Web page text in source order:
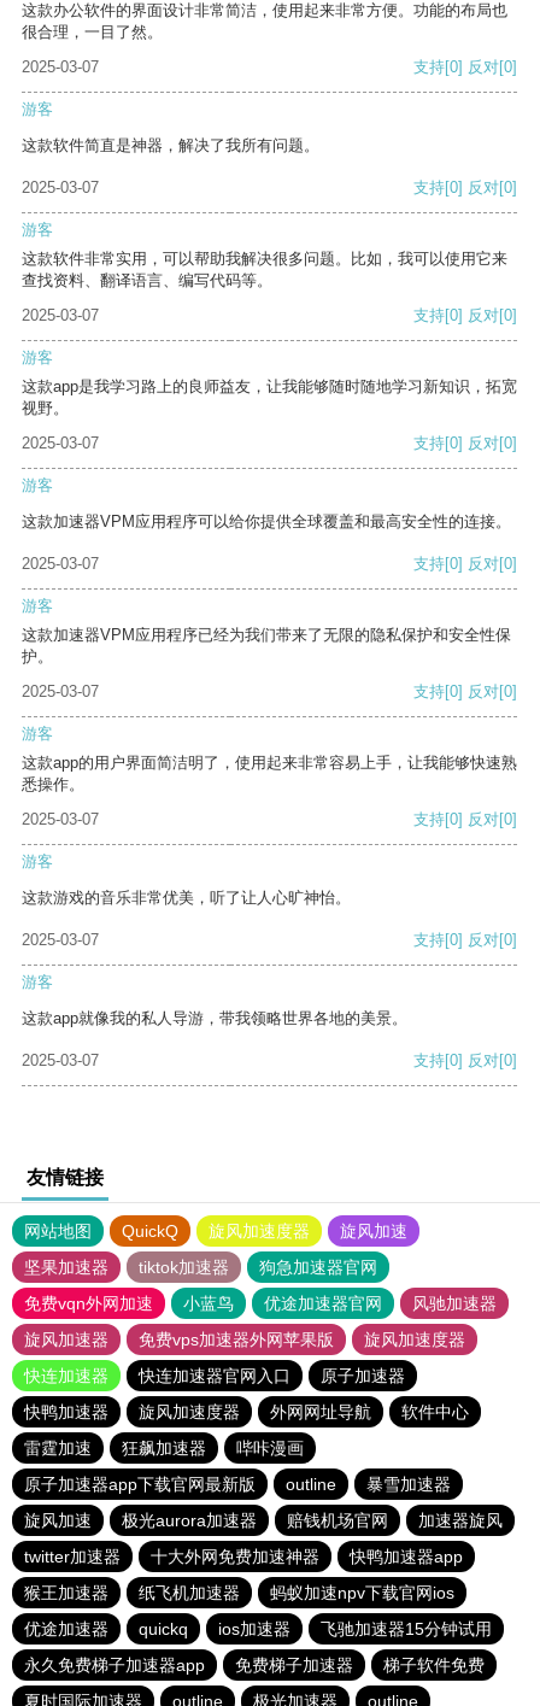
这款办公软件的界面设计非常简洁，使用起来非常方便。功能的布局也
很合理，一目了然。
2025-03-07
支持[0] 反对[0]
游客
这款软件简直是神器，解决了我所有问题。
2025-03-07 支持[0] 反对[0]
游客
这款软件非常实用，可以帮助我解决很多问题。比如，我可以使用它来
查找资料、翻译语言、编写代码等。
2025-03-07
支持[0] 反对[0]
游客
这款app是我学习路上的良师益友，让我能够随时随地学习新知识，拓宽
视野。
2025-03-07
支持[0] 反对[0]
游客
这款加速器VPM应用程序可以给你提供全球覆盖和最高安全性的连接。
2025-03-07 支持[0] 反对[0]
游客
这款加速器VPM应用程序已经为我们带来了无限的隐私保护和安全性保
护。
2025-03-07
支持[0] 反对[0]
游客
这款app的用户界面简洁明了，使用起来非常容易上手，让我能够快速熟
悉操作。
2025-03-07
支持[0] 反对[0]
游客
这款游戏的音乐非常优美，听了让人心旷神怡。
2025-03-07 支持[0] 反对[0]
游客
这款app就像我的私人导游，带我领略世界各地的美景。
2025-03-07 支持[0] 反对[0]
友情链接
网站地图 QuickQ 旋风加速度器
旋风加速
坚果加速器
tiktok加速器
狗急加速器官网
免费vqn外网加速
小蓝鸟 优途加速器官网
风驰加速器
旋风加速器
免费vps加速器外网苹果版
旋风加速度器
快连加速器
快连加速器官网入口
原子加速器
快鸭加速器
旋风加速度器 外网网址导航
软件中心
雷霆加速
狂飙加速器
哔咔漫画
原子加速器app下载官网最新版
outline
暴雪加速器
旋风加速
极光aurora加速器 赔钱机场官网
加速器旋风
twitter加速器
十大外网免费加速神器
快鸭加速器app
猴王加速器
纸飞机加速器
蚂蚁加速npv下载官网ios
优途加速器
quickq ios加速器
飞驰加速器15分钟试用
永久免费梯子加速器app
免费梯子加速器
梯子软件免费
夏时国际加速器
outline 极光加速器 outline